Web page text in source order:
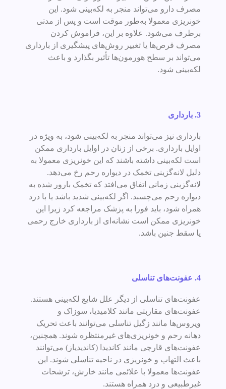
مصرف دارو می‌تواند منجر به لکه‌بینی شود. این
خونریزی معمولا به‌طور موقت است و پس از مدتی
برطرف می‌شود. علاوه بر این، فراموش کردن
مصرف قرص‌ها یا تغییر روش‌های پیشگیری از بارداری
می‌تواند بر سطح هورمون‌ها تأثیر بگذارد و باعث
لکه‌بینی شود.
3. بارداری
بارداری نیز می‌تواند منجر به لکه‌بینی شود، به ویژه در
اوایل بارداری. برخی از زنان در اوایل بارداری ممکن
است لکه‌بینی داشته باشند که این خونریزی معمولا به
دلیل لانه‌گزینی تخمک در دیواره رحم رخ می‌دهد.
لانه‌گزینی زمانی اتفاق می‌افتد که تخمک بارور شده به
دیواره رحم می‌چسبد. اگر لکه‌بینی شدید باشد یا با درد
همراه شود، باید فورا به پزشک مراجعه کرد زیرا این
خونریزی ممکن است نشانه‌ای از بارداری خارج رحمی
یا سقط جنین باشد.
4. عفونت‌های تناسلی
عفونت‌های تناسلی از دیگر علل شایع لکه‌بینی هستند.
عفونت‌های مقاربتی مانند کلامیدیا، سوزاک و
ویروس‌ها مانند زگیل تناسلی می‌توانند باعث تحریک
دهانه رحم و خونریزی‌های غیرمنتظره شوند. همچنین،
عفونت‌های قارچی مانند کاندیدا (کاندیدیاز) می‌توانند
باعث التهاب و خونریزی در ناحیه تناسلی شوند. این
عفونت‌ها معمولا با علائمی مانند خارش، ترشحات
غیرطبیعی و درد همراه هستند.